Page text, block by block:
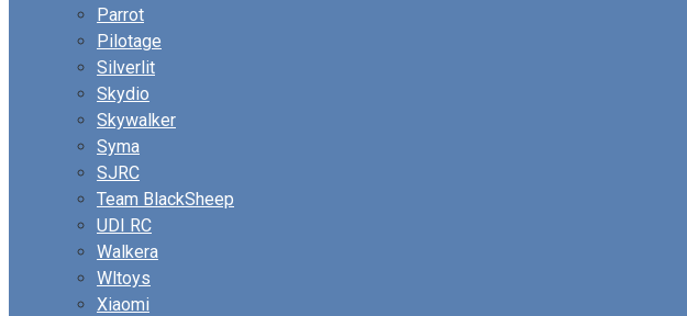
Parrot
Pilotage
Silverlit
Skydio
Skywalker
Syma
SJRC
Team BlackSheep
UDI RC
Walkera
Wltoys
Xiaomi